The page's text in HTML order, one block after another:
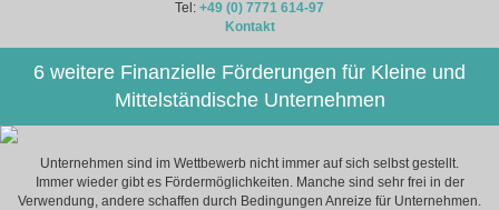
Tel: +49 (0) 7771 614-97
Kontakt
6 weitere Finanzielle Förderungen für Kleine und
Mittelständische Unternehmen
Unternehmen sind im Wettbewerb nicht immer auf sich selbst gestellt.
Immer wieder gibt es Fördermöglichkeiten. Manche sind sehr frei in der
Verwendung, andere schaffen durch Bedingungen Anreize für Unternehmen.